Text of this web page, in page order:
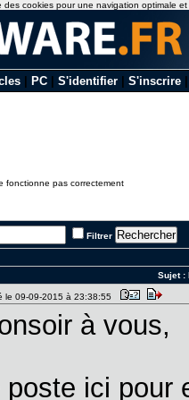
PC S'identifier S'inscrire
pas correctement
Filtrer
Sujet :
le 09-09-2015 à 23:38:55
à vous,
poste ici pour
des cookies pour une navigation optimale